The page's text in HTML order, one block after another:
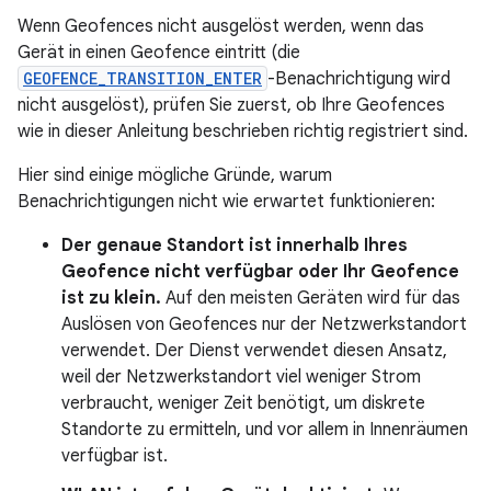
Wenn Geofences nicht ausgelöst werden, wenn das
Gerät in einen Geofence eintritt (die
GEOFENCE_TRANSITION_ENTER -Benachrichtigung wird
nicht ausgelöst), prüfen Sie zuerst, ob Ihre Geofences
wie in dieser Anleitung beschrieben richtig registriert sind.
Hier sind einige mögliche Gründe, warum
Benachrichtigungen nicht wie erwartet funktionieren:
Der genaue Standort ist innerhalb Ihres
Geofence nicht verfügbar oder Ihr Geofence
ist zu klein. Auf den meisten Geräten wird für das
Auslösen von Geofences nur der Netzwerkstandort
verwendet. Der Dienst verwendet diesen Ansatz,
weil der Netzwerkstandort viel weniger Strom
verbraucht, weniger Zeit benötigt, um diskrete
Standorte zu ermitteln, und vor allem in Innenräumen
verfügbar ist.